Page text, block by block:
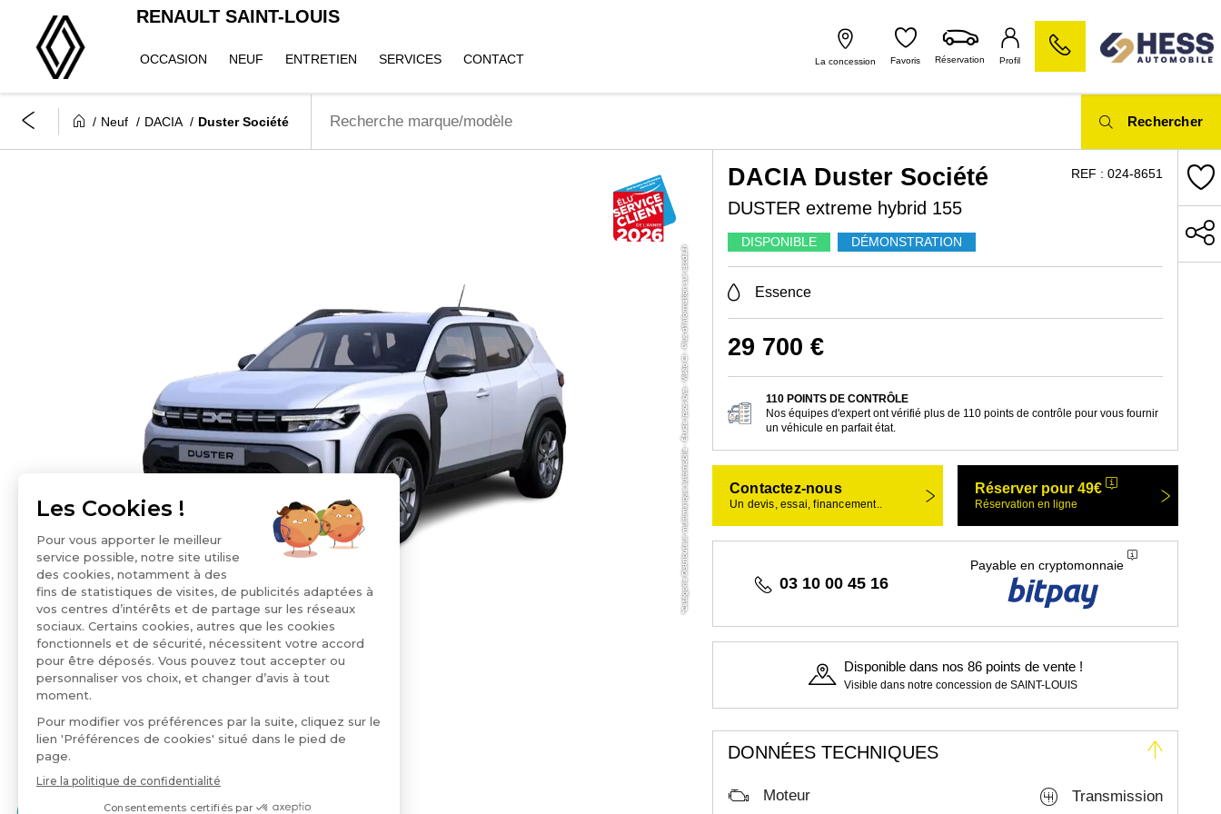
RENAULT SAINT-LOUIS
OCCASION NEUF ENTRETIEN SERVICES CONTACT La concession Favoris Réservation Profil
Neuf DACIA Duster Société Rechercher
DACIA Duster Société
DUSTER extreme hybrid 155
REF :024-8651
DISPONIBLE DÉMONSTRATION
Essence
29 700 €
110 POINTS DE CONTRÔLE
Nos équipes d'expert ont vérifié plus de 110 points de contrôle pour vous fournir
un véhicule en parfait état.
Contactez-nous
Un devis, essai, financement..
Réserver pour 49€
Réservation en ligne
03 10 00 45 16
Payable en cryptomonnaie
Disponible dans nos 86 points de vente !
Visible dans notre concession de SAINT-LOUIS
DONNÉES TECHNIQUES
Moteur Transmission